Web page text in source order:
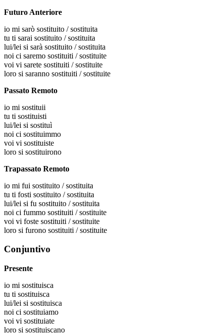
Futuro Anteriore
io mi sarò sostituito / sostituita
tu ti sarai sostituito / sostituita
lui/lei si sarà sostituito / sostituita
noi ci saremo sostituiti / sostituite
voi vi sarete sostituiti / sostituite
loro si saranno sostituiti / sostituite
Passato Remoto
io mi sostituii
tu ti sostituisti
lui/lei si sostituì
noi ci sostituimmo
voi vi sostituiste
loro si sostituirono
Trapassato Remoto
io mi fui sostituito / sostituita
tu ti fosti sostituito / sostituita
lui/lei si fu sostituito / sostituita
noi ci fummo sostituiti / sostituite
voi vi foste sostituiti / sostituite
loro si furono sostituiti / sostituite
Conjuntivo
Presente
io mi sostituisca
tu ti sostituisca
lui/lei si sostituisca
noi ci sostituiamo
voi vi sostituiate
loro si sostituiscano